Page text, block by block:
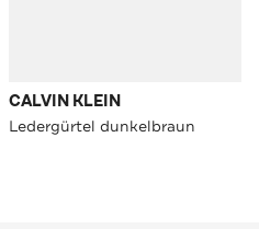
CALVIN KLEIN
Ledergürtel dunkelbraun